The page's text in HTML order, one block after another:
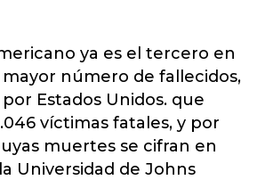
ya es el tercero en
número de fallecidos,
Estados Unidos. que
víctimas fatales, y por
muertes se cifran en
Universidad de Johns